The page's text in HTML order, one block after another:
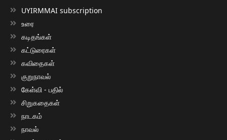
UYIRMMAI subscription
உரை
கடிதங்கள்
கட்டுரைகள்
கவிதைகள்
குறுநாவல்
கேள்வி - பதில்
சிறுகதைகள்
நாடகம்
நாவல்